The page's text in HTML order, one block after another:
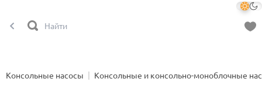
Консольные насосы Консольные и консольно-моноблочные